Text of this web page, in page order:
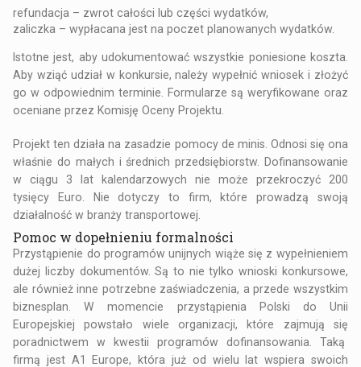
refundacja – zwrot całości lub części wydatków,
zaliczka – wypłacana jest na poczet planowanych wydatków.
Istotne jest, aby udokumentować wszystkie poniesione koszta.
Aby wziąć udział w konkursie, należy wypełnić wniosek i złożyć
go w odpowiednim terminie. Formularze są weryfikowane oraz
oceniane przez Komisję Oceny Projektu.
Projekt ten działa na zasadzie pomocy de minis. Odnosi się ona
właśnie do małych i średnich przedsiębiorstw. Dofinansowanie
w ciągu 3 lat kalendarzowych nie może przekroczyć 200
tysięcy Euro. Nie dotyczy to firm, które prowadzą swoją
działalność w branży transportowej.
Pomoc w dopełnieniu formalności
Przystąpienie do programów unijnych wiąże się z wypełnieniem
dużej liczby dokumentów. Są to nie tylko wnioski konkursowe,
ale również inne potrzebne zaświadczenia, a przede wszystkim
biznesplan. W momencie przystąpienia Polski do Unii
Europejskiej powstało wiele organizacji, które zajmują się
poradnictwem w kwestii programów dofinansowania. Taką
firmą jest A1 Europe, która już od wielu lat wspiera swoich